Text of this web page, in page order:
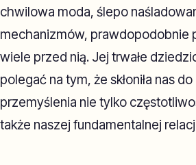
chwilowa moda, ślepo
mechanizmów, prawdopodobnie
wiele przed nią. Jej trwałe
polegać na tym, że skłoniła nas
przemyślenia nie tylko
także naszej fundamentalnej